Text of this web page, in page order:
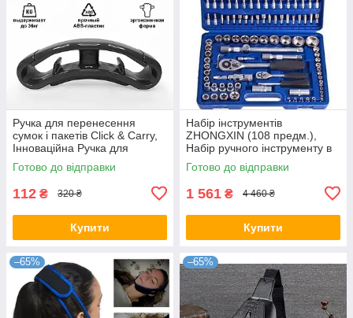
Ручка для перенесення
сумок і пакетів Click & Carry,
Інноваційна Ручка для
Носіння Покупок
Готово до відправки
112 ₴ 320 ₴
Купити
Набір інструментів
ZHONGXIN (108 предм.),
Набір ручного інструменту в
кейсі
Готово до відправки
1 561 ₴ 4 460 ₴
Купити
–65% –65%